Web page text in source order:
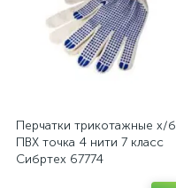
Перчатки трикотажные х/б
ПВХ точка 4 нити 7 класс
Сибртех 67774